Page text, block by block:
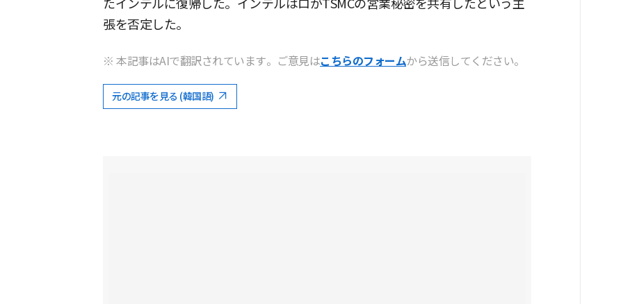
たインテルに復帰した。インテルはロがTSMCの営業秘密を共有したという主
張を否定した。
※ 本記事はAIで翻訳されています。ご意見はこちらのフォームから送信してください。
元の記事を見る (韓国語)